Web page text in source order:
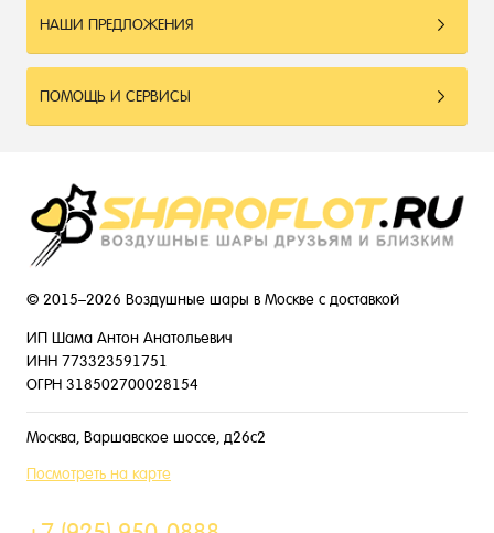
НАШИ ПРЕДЛОЖЕНИЯ
ПОМОЩЬ И СЕРВИСЫ
© 2015–2026 Воздушные шары в Москве с доставкой
ИП Шама Антон Анатольевич
ИНН 773323591751
ОГРН 318502700028154
Москва, Варшавское шоссе, д26с2
Посмотреть на карте